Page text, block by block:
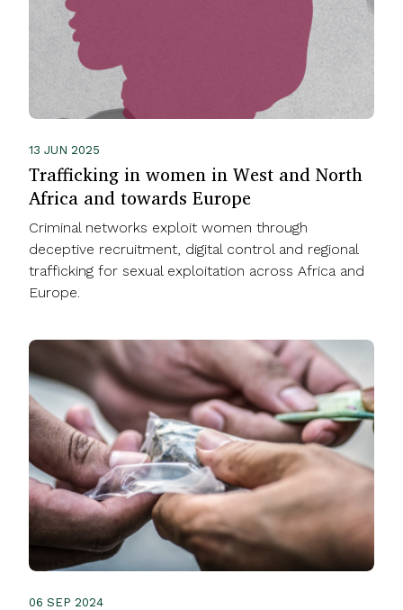
13 JUN 2025
Trafficking in women in West and North
Africa and towards Europe
Criminal networks exploit women through
deceptive recruitment, digital control and regional
trafficking for sexual exploitation across Africa and
Europe.
06 SEP 2024